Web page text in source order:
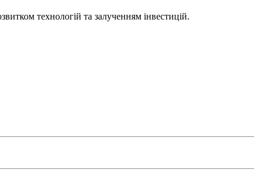
технологій та залученням інвестицій.